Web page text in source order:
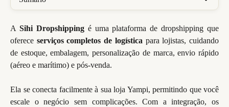
A Sihi Dropshippingé uma plataforma de dropshipping que
oferece serviços completos de logística para lojistas, cuidando
de estoque, embalagem, personalização de marca, envio rápido
(aéreo e marítimo) e pós-venda.
Ela se conecta facilmente à sua loja Yampi, permitindo que você
escale o negócio sem complicações. Com a integração, os